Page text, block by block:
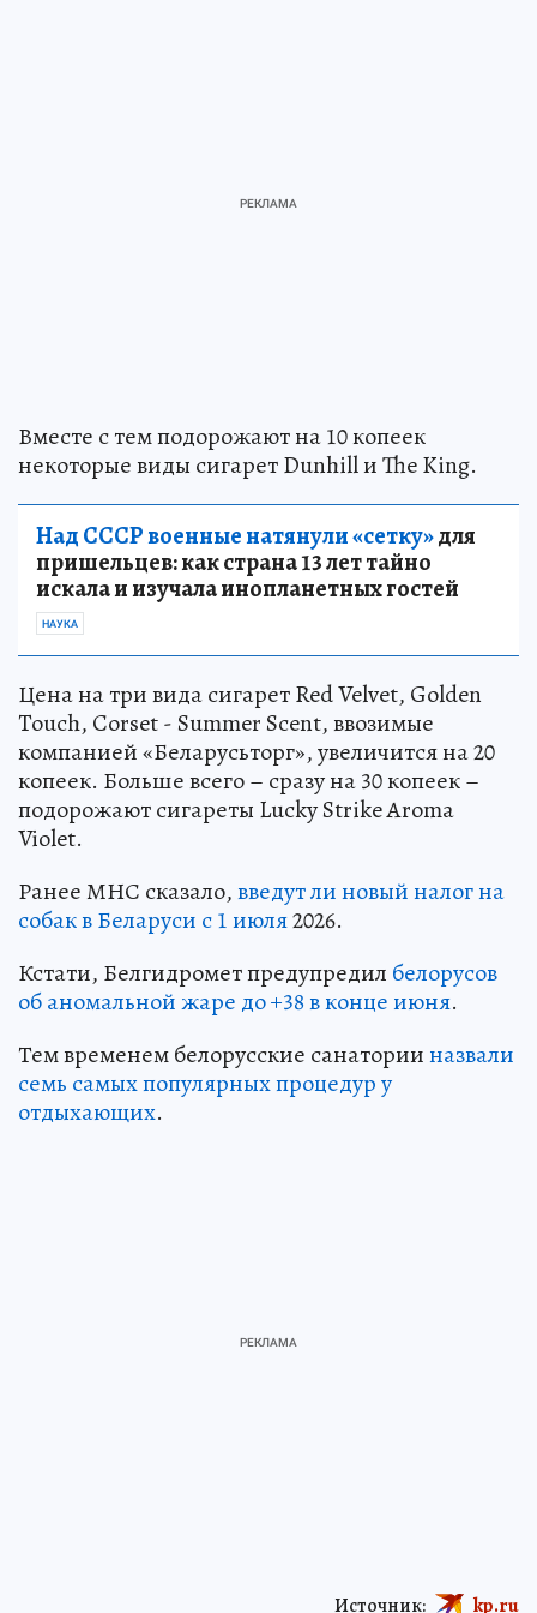
Вместе с тем подорожают на 10 копеек
некоторые виды сигарет Dunhill и The King.
Над СССР военные натянули «сетку»для
пришельцев: как страна 13 лет тайно
искала и изучала инопланетных гостей
НАУКА
Цена на три вида сигарет Red Velvet, Golden
Touch, Corset - Summer Scent, ввозимые
компанией «Беларусьторг», увеличится на 20
копеек. Больше всего – сразу на 30 копеек –
подорожают сигареты Lucky Strike Aroma
Violet.
Ранее МНС сказало,введут ли новый налог на
собак в Беларуси с 1 июля2026.
Кстати, Белгидромет предупредил белорусов
об аномальной жаре до +38 в конце июня.
Тем временем белорусские санаторииназвали
семь самых популярных процедур у
отдыхающих.
Источник: kp.ru